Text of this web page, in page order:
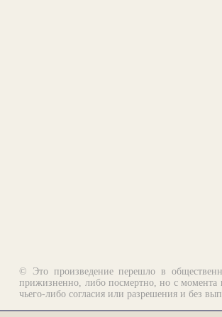
© Это произведение перешло в
прижизненно, либо посмертно, но с момента
чьего-либо согласия или разрешения и без